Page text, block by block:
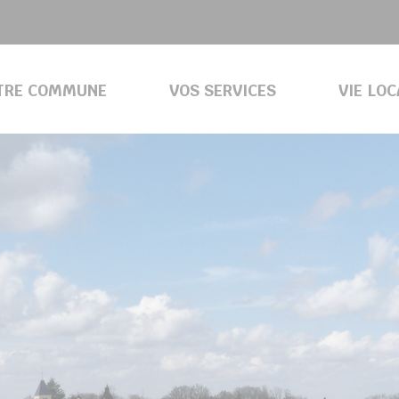
COMMUNE VOS SERVICES VIE